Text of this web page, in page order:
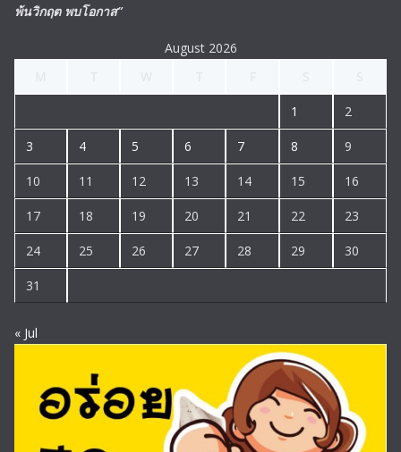
พ้นวิกฤต พบโอกาส”
August 2026
1 2
3 4 5 6 7 8 9
10 11 12 13 14 15 16
17 18 19 20 21 22 23
24 25 26 27 28 29 30
31
« Jul